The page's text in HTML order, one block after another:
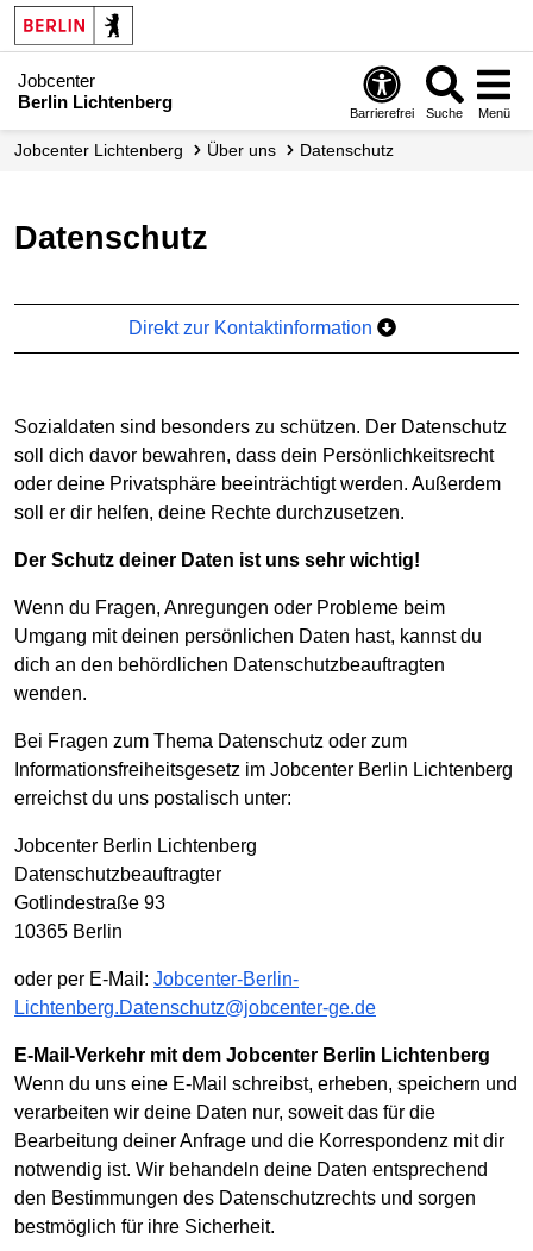
Jobcenter
Berlin Lichtenberg
Barrierefrei Suche Menü
Jobcenter Lichtenberg Über uns Datenschutz
Datenschutz
Direkt zur Kontaktinformation
Sozialdaten sind besonders zu schützen. Der Datenschutz
soll dich davor bewahren, dass dein Persönlichkeitsrecht
oder deine Privatsphäre beeinträchtigt werden. Außerdem
soll er dir helfen, deine Rechte durchzusetzen.
Der Schutz deiner Daten ist uns sehr wichtig!
Wenn du Fragen, Anregungen oder Probleme beim
Umgang mit deinen persönlichen Daten hast, kannst du
dich an den behördlichen Datenschutzbeauftragten
wenden.
Bei Fragen zum Thema Datenschutz oder zum
Informationsfreiheitsgesetz im Jobcenter Berlin Lichtenberg
erreichst du uns postalisch unter:
Jobcenter Berlin Lichtenberg
Datenschutzbeauftragter
Gotlindestraße 93
10365 Berlin
oder per E-Mail: Jobcenter-Berlin-
Lichtenberg.Datenschutz@jobcenter-ge.de
E-Mail-Verkehr mit dem Jobcenter Berlin Lichtenberg
Wenn du uns eine E-Mail schreibst, erheben, speichern und
verarbeiten wir deine Daten nur, soweit das für die
Bearbeitung deiner Anfrage und die Korrespondenz mit dir
notwendig ist. Wir behandeln deine Daten entsprechend
den Bestimmungen des Datenschutzrechts und sorgen
bestmöglich für ihre Sicherheit.